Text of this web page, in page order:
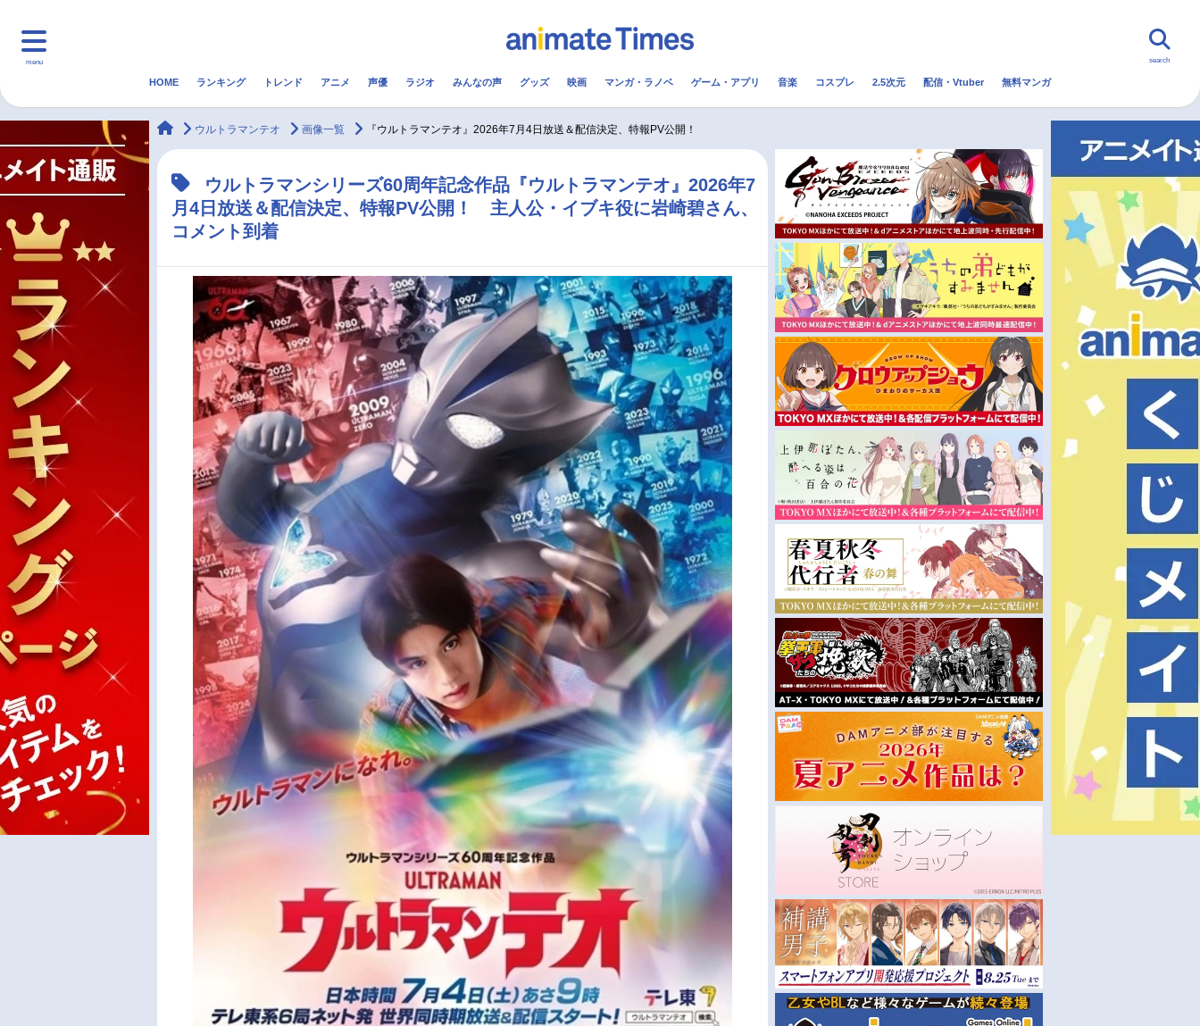
menu
マンガ・ラノベ ゲーム・アプリ 音楽 コスプレ 2.5次元 配信・Vtuber トレンド 無料マンガ
声優記事一覧 男性声優/女性声優一覧
今期アニメ曜日別一覧
夏アニメ
秋アニメ
冬アニメ
FOLLOW US
search
HOME ランキング トレンド アニメ 声優 ラジオ みんなの声 グッズ 映画 マンガ・ラノベ ゲーム・アプリ 音楽 コスプレ 2.5次元 配信・Vtuber 無料マンガ
animateTimes
ウルトラマンテオ 画像一覧 『ウルトラマンテオ』2026年7月4日放送＆配信決定、特報PV公開！
ウルトラマンシリーズ60周年記念作品『ウルトラマンテオ』2026年7
月4日放送＆配信決定、特報PV公開！ 主人公・イブキ役に岩崎碧さん、
コメント到着